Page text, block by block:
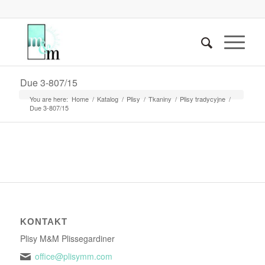
Due 3-807/15
You are here: Home / Katalog / Plisy / Tkaniny / Plisy tradycyjne /
Due 3-807/15
KONTAKT
Plisy M&M Plissegardiner
office@plisymm.com